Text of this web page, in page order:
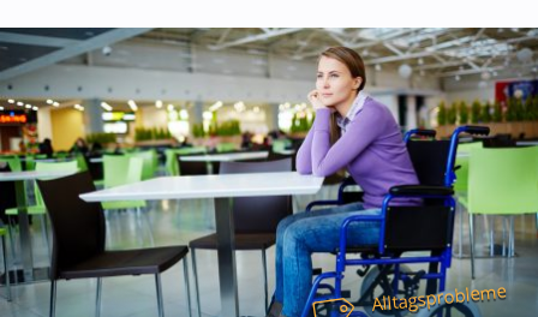
Alltagsprobleme